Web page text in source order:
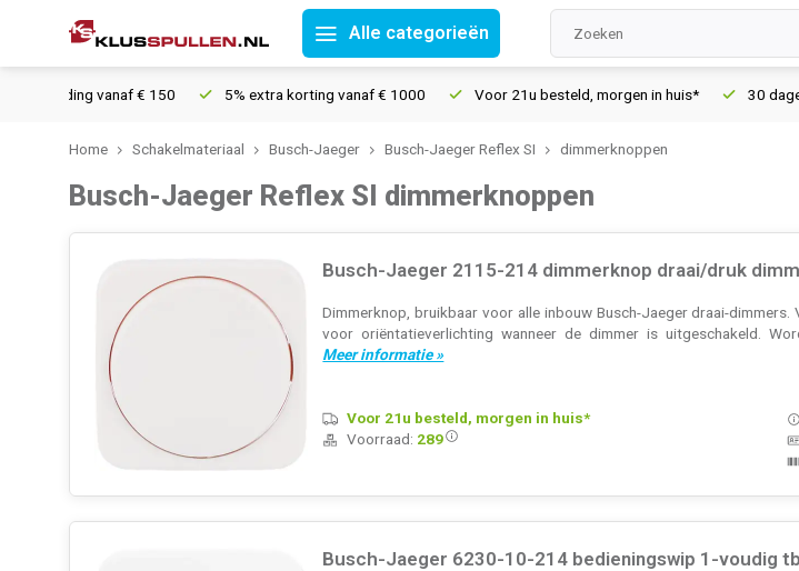
Alle categorieën
vanaf € 150 5% extra korting vanaf € 1000 Voor 21u besteld, morgen in huis* 30 dagen
Home Schakelmateriaal Busch-Jaeger Busch-Jaeger Reflex SI dimmerknoppen
Busch-Jaeger Reflex SI dimmerknoppen
Busch-Jaeger 2115-214 dimmerknop draai/druk
Dimmerknop, bruikbaar voor alle inbouw Busch-Jaeger draai-
voor oriëntatieverlichting wanneer de dimmer is uitgeschakeld.
Meer informatie »
Voor 21u besteld, morgen in huis*
Voorraad: 289
Busch-Jaeger 6230-10-214 bedieningswip 1-voudig